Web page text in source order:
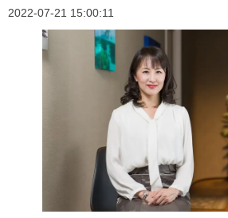
2022-07-21 15:00:11